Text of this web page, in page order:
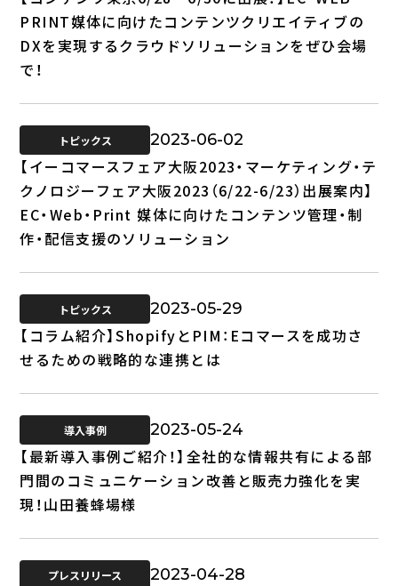
PRINT媒体に向けたコンテンツクリエイティブの
DXを実現するクラウドソリューションをぜひ会場
で！
トピックス 2023-06-02
【イーコマースフェア大阪2023・マーケティング・テ
クノロジーフェア大阪2023（6/22-6/23）出展案内】
EC・Web・Print 媒体に向けたコンテンツ管理・制
作・配信支援のソリューション
トピックス 2023-05-29
【コラム紹介】ShopifyとPIM：Eコマースを成功さ
せるための戦略的な連携とは
導入事例 2023-05-24
【最新導入事例ご紹介！】全社的な情報共有による部
門間のコミュニケーション改善と販売力強化を実
現！山田養蜂場様
プレスリリース 2023-04-28